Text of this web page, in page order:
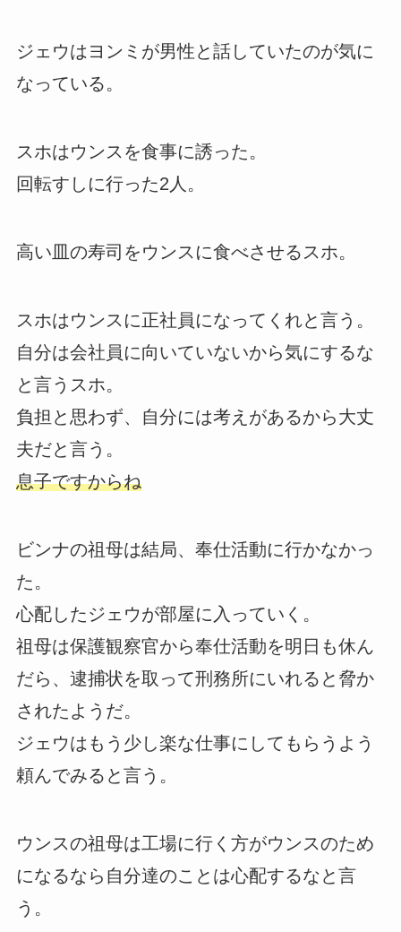
ジェウはヨンミが男性と話していたのが気に
なっている。
スホはウンスを食事に誘った。
回転すしに行った2人。
高い皿の寿司をウンスに食べさせるスホ。
スホはウンスに正社員になってくれと言う。
自分は会社員に向いていないから気にするな
と言うスホ。
負担と思わず、自分には考えがあるから大丈
夫だと言う。
息子ですからね
ビンナの祖母は結局、奉仕活動に行かなかっ
た。
心配したジェウが部屋に入っていく。
祖母は保護観察官から奉仕活動を明日も休ん
だら、逮捕状を取って刑務所にいれると脅か
されたようだ。
ジェウはもう少し楽な仕事にしてもらうよう
頼んでみると言う。
ウンスの祖母は工場に行く方がウンスのため
になるなら自分達のことは心配するなと言
う。